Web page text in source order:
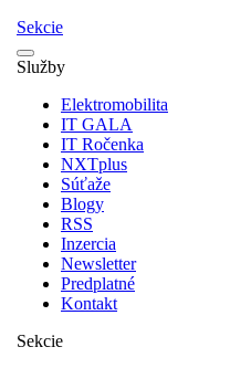
Sekcie
Služby
Elektromobilita
IT GALA
IT Ročenka
NXTplus
Súťaže
Blogy
RSS
Inzercia
Newsletter
Predplatné
Kontakt
Sekcie